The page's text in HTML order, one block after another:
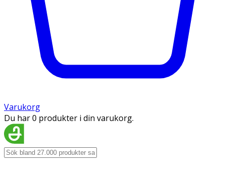
Varukorg
Du har 0 produkter i din varukorg.